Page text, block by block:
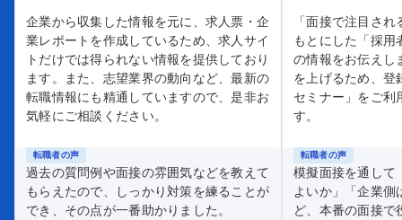
企業から収集した情報を元に、求人票・企
業レポートを作成しているため、求人サイ
トだけでは得られない情報を提供しており
ます。また、志望業界の動向など、最新の
転職情報にも精通していますので、是非お
気軽にご相談ください。
転職者の声
過去の質問例や面接の雰囲気などを教えて
もらえたので、しっかり対策を練ることが
でき、その点が一番助かりました。
「面接で注目さ
もとにした「採用
の情報をお伝えし
を上げるため、登
セミナー」をご利
す。
転職者の声
模擬面接を通して
よいか」「企業側
ど、本番の面接で